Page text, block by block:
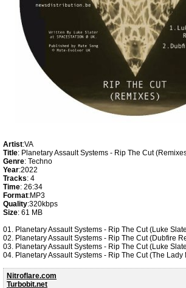
Artist:VA
Title: Planetary Assault Systems - Rip The Cut
Genre: Techno
Year:2022
Tracks: 4
Time: 26:34
Format:MP3
Quality:320kbps
Size: 61 MB
01. Planetary Assault Systems - Rip The Cut (Luke
02. Planetary Assault Systems - Rip The Cut (Dubfire
03. Planetary Assault Systems - Rip The Cut (Luke
04. Planetary Assault Systems - Rip The Cut (The
Nitroflare.com
Turbobit.net